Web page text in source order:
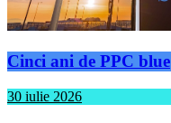
Cinci ani de PPC blue
30 iulie 2026